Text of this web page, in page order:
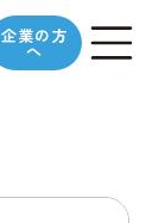
企業の方
へ